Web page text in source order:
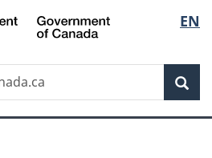
Passer
au
principal
Passer
à
Au
du
Passer
à
version
simplifiée
de
la
EN